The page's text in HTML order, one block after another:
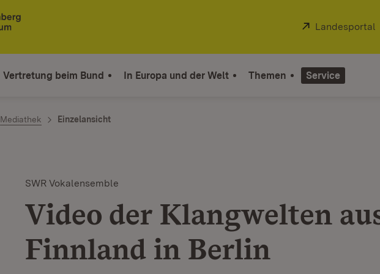
Extern:
Landesportal
Vertretung beim Bund In Europa und der Welt Themen Service
Mediathek Einzelansicht
SWR Vokalensemble
Video der Klangwelten
Finnland in Berlin